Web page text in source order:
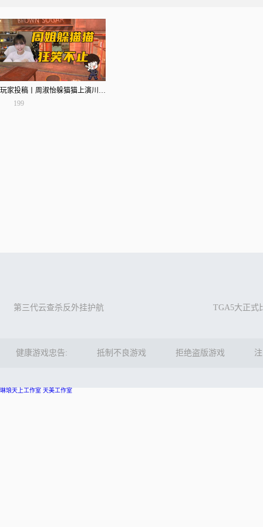
玩家投稿丨周淑怡躲猫猫上演川剧变脸
199
第三代云查杀反外挂护航 TGA5大正式
健康游戏忠告: 抵制不良游戏 拒绝盗版游戏
琳琅天上工作室 天美工作室